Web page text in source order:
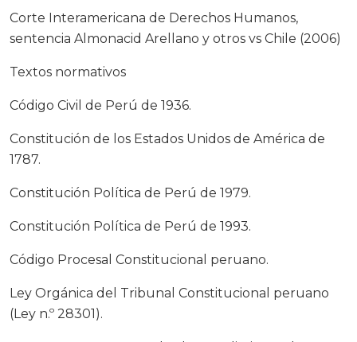
Corte Interamericana de Derechos Humanos,
sentencia Almonacid Arellano y otros vs Chile (2006)
Textos normativos
Código Civil de Perú de 1936.
Constitución de los Estados Unidos de América de
1787.
Constitución Política de Perú de 1979.
Constitución Política de Perú de 1993.
Código Procesal Constitucional peruano.
Ley Orgánica del Tribunal Constitucional peruano
(Ley n.º 28301).